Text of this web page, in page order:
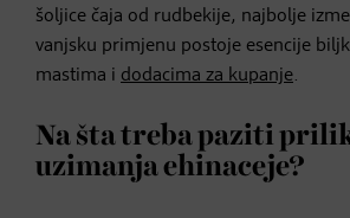
šoljice čaja od rudbekije, najbolje
vanjsku primjenu postoje esencije
mastima i dodacima za kupanje.
Na šta treba paziti
uzimanja ehinaceje?